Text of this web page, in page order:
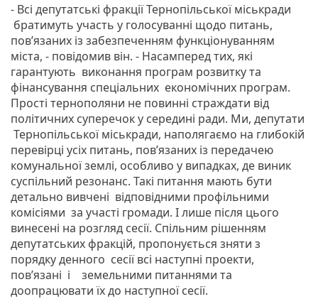
- Всі депутатські фракції Тернопільської міськради
братимуть участь у голосуванні щодо питань,
пов’язаних із забезпеченням функціонуванням
міста, - повідомив він. - Насамперед тих, які
гарантують виконання програм розвитку та
фінансування спеціальних економічних програм.
Прості тернополяни не повинні страждати від
політичних суперечок у середині ради. Ми, депутати
Тернопільської міськради, наполягаємо на глибокій
перевірці усіх питань, пов’язаних із передачею
комунальної землі, особливо у випадках, де виник
суспільний резонанс. Такі питання мають бути
детально вивчені відповідними профільними
комісіями за участі громади. І лише після цього
винесені на розгляд сесії. Спільним рішенням
депутатських фракцій, пропонується зняти з
порядку денного сесії всі наступні проекти,
пов’язані і земельними питаннями та
доопрацювати їх до наступної сесії.